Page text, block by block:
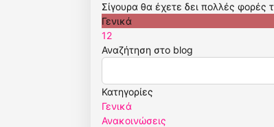
Σίγουρα θα έχετε δει πολλές φορές
Γενικά
12
Αναζήτηση στο blog
Κατηγορίες
Γενικά
Ανακοινώσεις